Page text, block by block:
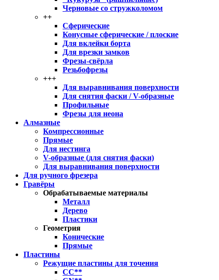
Черновые со стружколомом
++
Сферические
Конусные сферические / плоские
Для вклейки борта
Для врезки замков
Фрезы-свёрла
Резьбофрезы
+++
Для выравнивания поверхности
Для снятия фаски / V-образные
Профильные
Фрезы для неона
Алмазные
Компрессионные
Прямые
Для нестинга
V-образные (для снятия фаски)
Для выравнивания поверхности
Для ручного фрезера
Гравёры
Обрабатываемые материалы
Металл
Дерево
Пластики
Геометрия
Конические
Прямые
Пластины
Режущие пластины для точения
CC**